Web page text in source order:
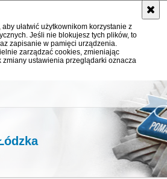
ułatwić użytkownikom korzystanie z
Jeśli nie blokujesz tych plików, to
zapisanie w pamięci urządzenia.
zarządzać cookies, zmieniając
ustawienia przeglądarki oznacza